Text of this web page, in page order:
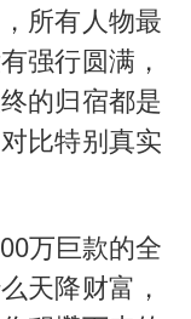
日本试射“战斧”导弹，国防部回应
U17国足点球大战淘汰河床晋级决赛
中国女篮70-67险胜尼日利亚女篮
帮谁
局
所有人物最
强行圆满，
的归宿都是
比特别真实
万巨款的全
天降财富，